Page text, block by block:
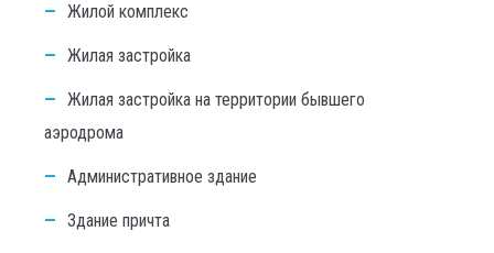
Жилой комплекс
Жилая застройка
Жилая застройка на территории бывшего
аэродрома
Административное здание
Здание причта